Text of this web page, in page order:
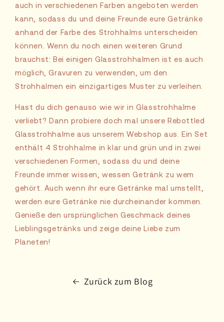
auch in verschiedenen Farben angeboten werden
kann, sodass du und deine Freunde eure Getränke
anhand der Farbe des Strohhalms unterscheiden
können. Wenn du noch einen weiteren Grund
brauchst: Bei einigen Glasstrohhalmen ist es auch
möglich, Gravuren zu verwenden, um den
Strohhalmen ein einzigartiges Muster zu verleihen.
Hast du dich genauso wie wir in Glasstrohhalme
verliebt? Dann probiere doch mal unsere Rebottled
Glasstrohhalme aus unserem Webshop aus. Ein Set
enthält 4 Strohhalme in klar und grün und in zwei
verschiedenen Formen, sodass du und deine
Freunde immer wissen, wessen Getränk zu wem
gehört. Auch wenn ihr eure Getränke mal umstellt,
werden eure Getränke nie durcheinander kommen.
Genieße den ursprünglichen Geschmack deines
Lieblingsgetränks und zeige deine Liebe zum
Planeten!
Zurück zum Blog